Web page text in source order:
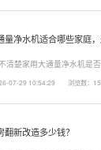
量净水机适合哪些家庭
清楚家用大通量净水机是
经常泡茶、冲奶、清洗果
07-29 10:54:29 浏览数：
翻新改造多少钱？